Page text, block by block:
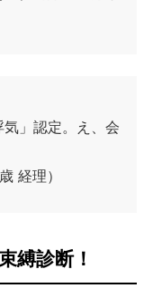
」認定。え、会
経理）
縛診断！